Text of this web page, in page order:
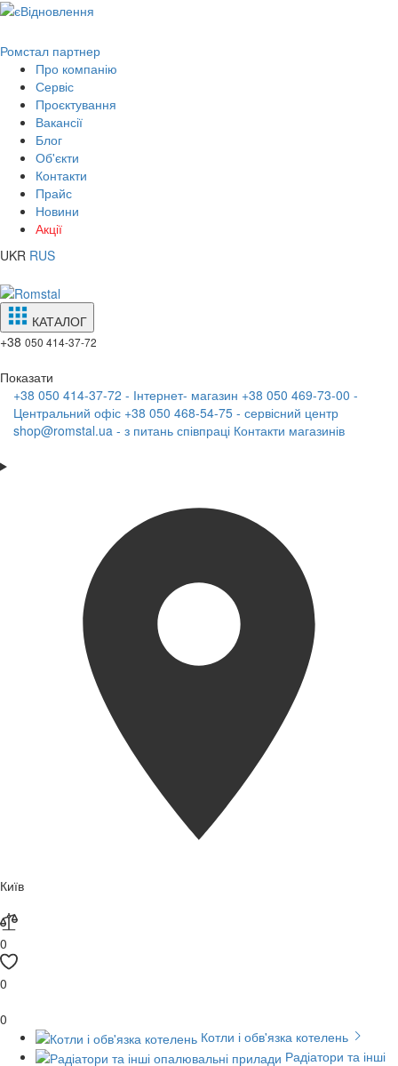
Ромстал партнер
Про компанію
Сервіс
Проєктування
Вакансії
Блог
Об'єкти
Контакти
Прайс
Новини
Акції
UKR RUS
КАТАЛОГ
+38 050 414-37-72
Показати
+38 050 414-37-72 - Інтернет- магазин +38 050 469-73-00 -
Центральний офіс +38 050 468-54-75 - сервісний центр
shop@romstal.ua - з питань співпраці Контакти магазинів
Київ
0
0
0
Котли і обв'язка котелень
Радіатори та інші